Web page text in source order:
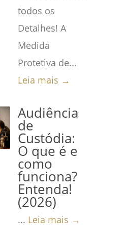
todos os
Detalhes! A
Medida
Protetiva de...
Leia mais →
Audiência
de
Custódia:
O que é e
como
funciona?
Entenda!
(2026)
... Leia mais →